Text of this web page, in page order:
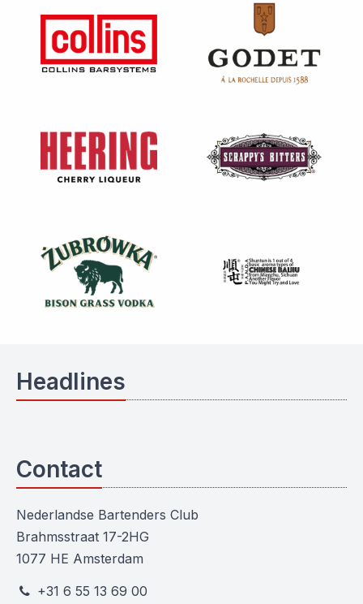
Headlines
Contact
Nederlandse Bartenders Club
Brahmsstraat 17-2HG
1077 HE Amsterdam
+31 6 55 13 69 00